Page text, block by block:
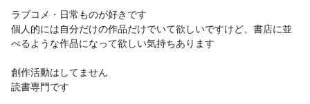
ラブコメ・日常ものが好きです
個人的には自分だけの作品だけでいて欲しいですけど、書店に並
べるような作品になって欲しい気持ちあります
創作活動はしてません
読書専門です